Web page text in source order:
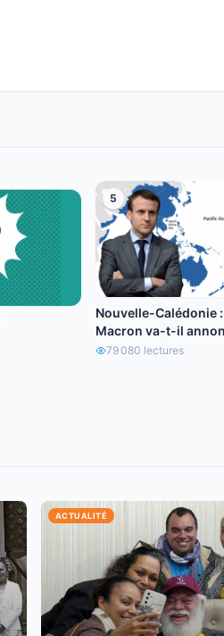
5
Nouvelle-Calédonie
Macron va-t-il
circulation de l’euro ?
79 080 lectures
ACTUALITÉ